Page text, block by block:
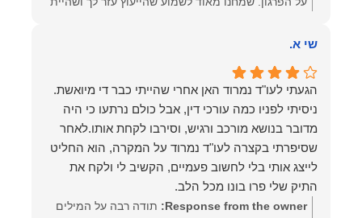
תמיד לעמוד לרשותך בהמשך הדרך.
שי א.
הגעתי לעו"ד נמרוד האן אחרי שהייתי כבר די מיואשת.
ניסיתי לפניו כמה עורכי דין, אבל כולם נרתעו כי היה
מדובר בנושא מורכב ורגיש, וסירבו לקחת אותו.לאחר
שסיפרתי בקצרה לעו"ד נמרוד על המקרה, הוא החליט
לייצג אותי בלי לחשוב פעמיים, הקשיב לי ולקח את
התיק שלי פרו בונו מכל הלב.
Response from the owner:
תודה רבה על המילים